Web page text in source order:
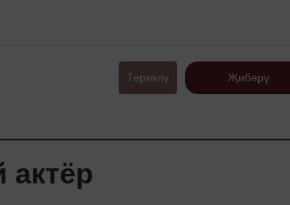
Теркәлү Җибәрү
актёр